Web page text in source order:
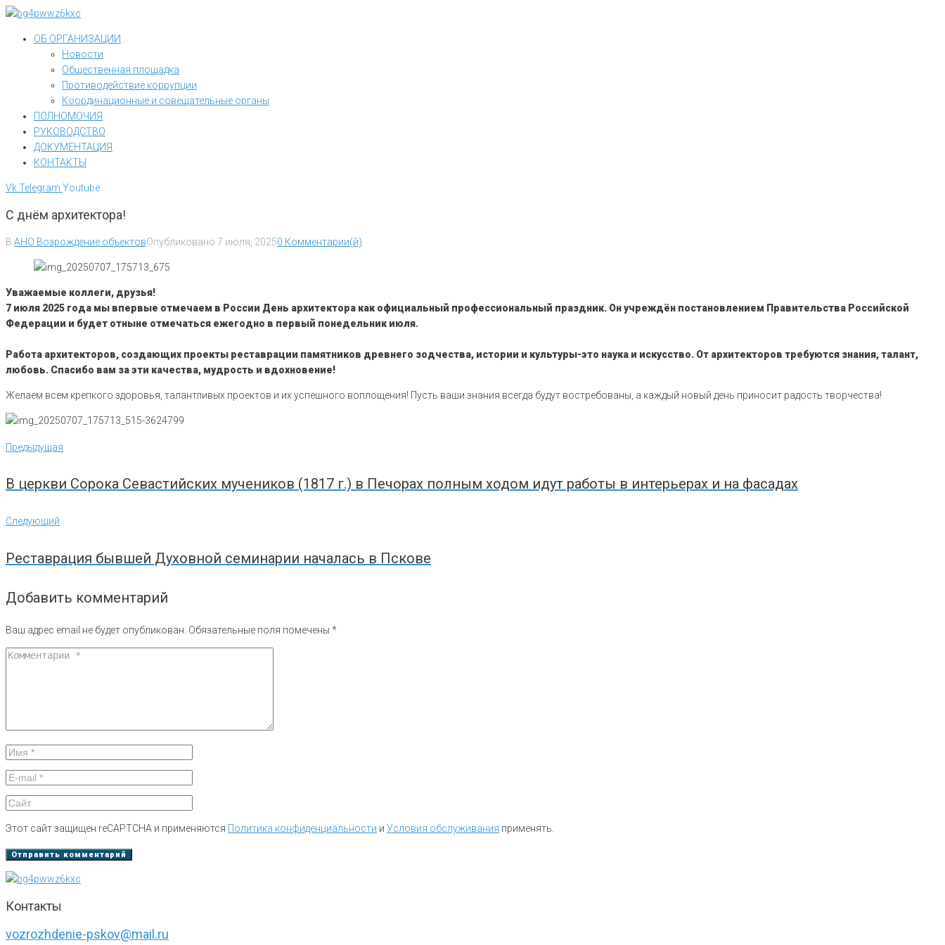
Перейти
контентуОБ ОРГАНИЗАЦИИ
Новости
Общественная площадка
Противодействие коррупции
Координационные и совещательные органы
ПОЛНОМОЧИЯ
РУКОВОДСТВО
ДОКУМЕНТАЦИЯ
КОНТАКТЫ
VkTelegram Youtube
С днём архитектора!
В АНО Возрождение объектовОпубликовано 7 июля, 20250 Комментарии(й)
Уважаемые коллеги, друзья!
7 июля 2025 года мы впервые отмечаем в России День архитектора как официальный профессиональный праздник. Он учреждён постановлением Правительства Российской
Федерации и будет отныне отмечаться ежегодно в первый понедельник июля.
Работа архитекторов, создающих проекты реставрации памятников древнего зодчества, истории и культуры-это наука и искусство. От архитекторов требуются знания, талант,
любовь. Спасибо вам за эти качества, мудрость и вдохновение!
Желаем всем крепкого здоровья, талантливых проектов и их успешного воплощения! Пусть ваши знания всегда будут востребованы, а каждый новый день приносит радость творчества!
Навигация
записям
Предыдущая
Предыдущая
В церкви Сорока Севастийских мучеников (1817 г.) в Печорах полным ходом идут работы в интерьерах и на фасадах
Следующий
Следующий
Реставрация бывшей Духовной семинарии началась в Пскове
Добавить комментарий
Ваш адрес email не будет опубликован. Обязательные поля помечены *
Этот сайт защищен reCAPTCHA и применяются Политика конфиденциальности и Условия обслуживания применять.
Контакты
vozrozhdenie-pskov@mail.ru